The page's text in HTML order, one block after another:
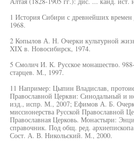
1 История Сибири с древнейших
1968.
2 Копылов А. Н. Очерки культурной
XIX в. Новосибирск, 1974.
5 Смолич И. К. Русское монашество.
старцев. М., 1997.
11 Например: Цыпин Владислав,
Православной Церкви: Синодальный и
изд., испр. М., 2007; Ефимов А. Б.
миссионерства Русской Православной
Православная Церковь. Монастыри:
справочник. Под общ. ред.
Сост. А. В. Никольский. М., 2000.